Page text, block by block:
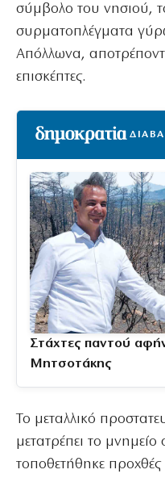
σύμβολο του νησιού,
συρματοπλέγματα
Απόλλωνα,
επισκέπτες.
Στάχτες παντού
Μητσοτάκης
Το μεταλλικό
μετατρέπει το
τοποθετήθηκε